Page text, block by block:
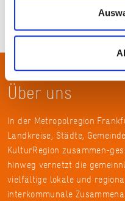
Über uns
In der Metropolregion
Landkreise, Städte,
KulturRegion zusammen-
hinweg vernetzt die
vielfältige lokale und
interkommunale